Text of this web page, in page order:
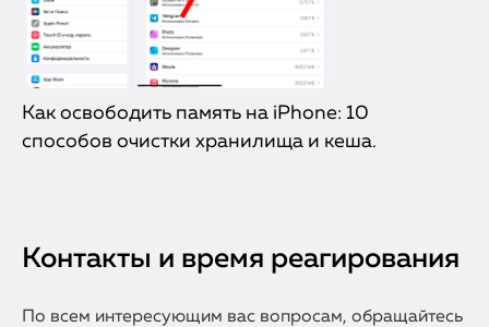
Как освободить память на iPhone: 10
способов очистки хранилища и кеша.
Контакты и время реагирования
По всем интересующим вас вопросам, обращайтесь